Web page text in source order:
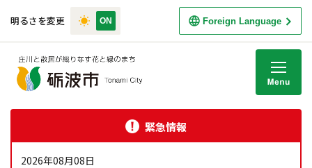
明るさを変更 Foreign Language
緊急情報
2026年08月08日